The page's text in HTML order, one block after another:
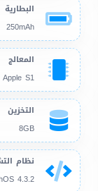
البطارية
250mAh
المعالج
Apple S1
التخزين
8GB
نظام